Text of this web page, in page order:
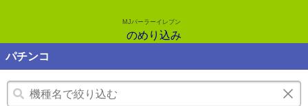
MJパーラーイレブン
のめり込み
パチンコ